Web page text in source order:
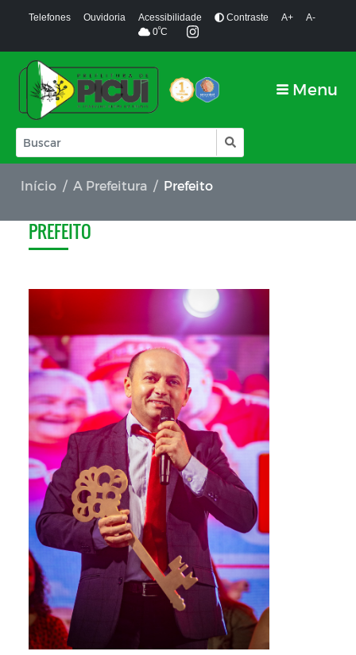
Telefones Ouvidoria Acessibilidade Contraste A+
A-
0ºC
Menu
Início A Prefeitura Prefeito
PREFEITO